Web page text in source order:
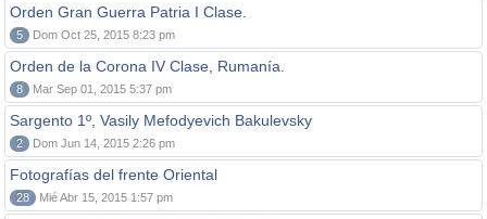
Orden Gran Guerra Patria I Clase.
5 Dom Oct 25, 2015 8:23 pm
Orden de la Corona IV Clase, Rumanía.
8 Mar Sep 01, 2015 5:37 pm
Sargento 1º, Vasily Mefodyevich Bakulevsky
2 Dom Jun 14, 2015 2:26 pm
Fotografías del frente Oriental
28 Mié Abr 15, 2015 1:57 pm